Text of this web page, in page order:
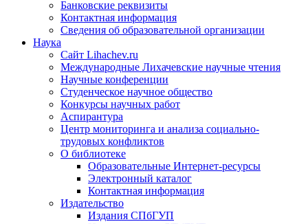
Банковские реквизиты
Контактная информация
Сведения об образовательной организации
Наука
Сайт Lihachev.ru
Международные Лихачевские научные чтения
Научные конференции
Студенческое научное общество
Конкурсы научных работ
Аспирантура
Центр мониторинга и анализа социально-
трудовых конфликтов
О библиотеке
Образовательные Интернет-ресурсы
Электронный каталог
Контактная информация
Издательство
Издания СПбГУП